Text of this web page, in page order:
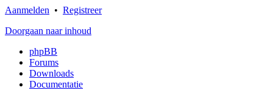
Aanmelden • Registreer
Doorgaan naar inhoud
phpBB
Forums
Downloads
Documentatie